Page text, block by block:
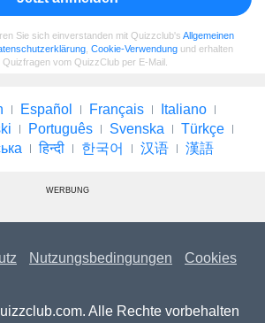
Sie sich einverstanden mit Quizzclub's Allgemeinen
Cookie-Verwendung und erhalten
Quizfragen vom QuizzClub per E-Mail.
Español Français
Italiano
Português Svenska
Türkçe
हिन्दी 한국어 汉语 漢語
WERBUNG
Nutzungsbedingungen
Cookies
Alle Rechte vorbehalten